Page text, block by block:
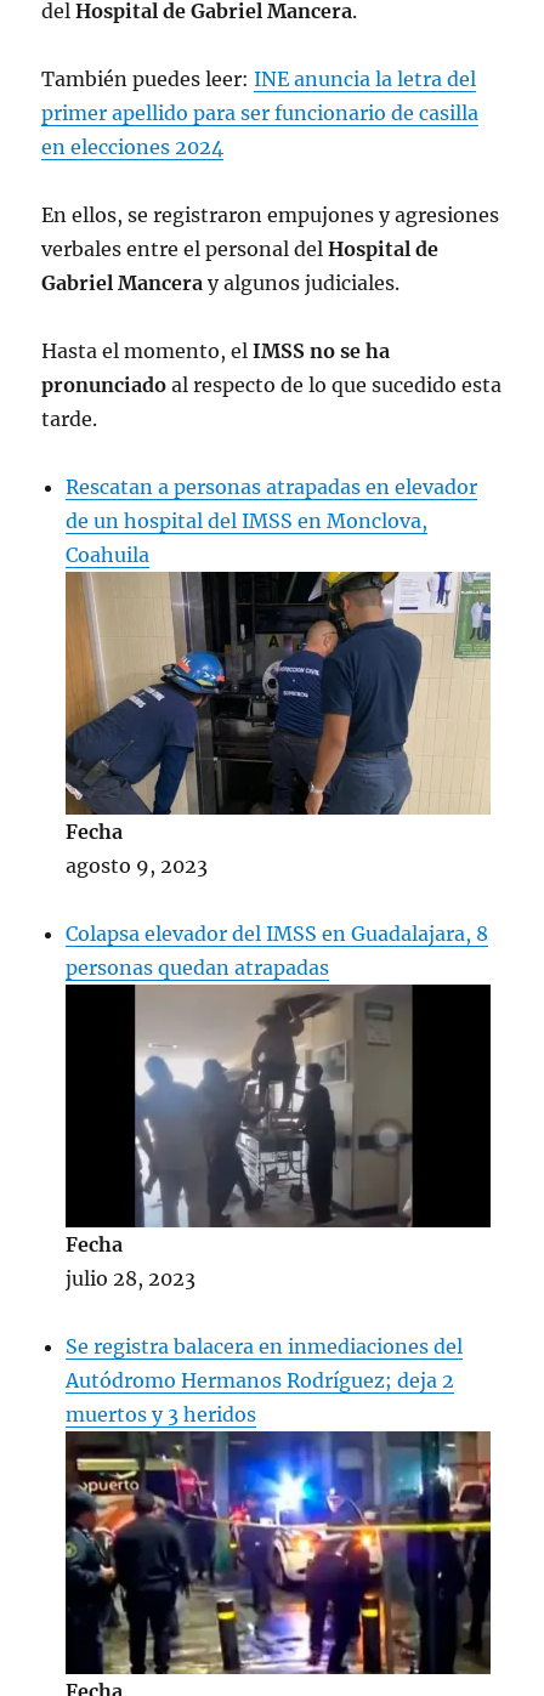
delHospital de Gabriel Mancera.
También puedes leer:INE anuncia la letra del
primer apellido para ser funcionario de casilla
en elecciones 2024
En ellos, se registraron empujones y agresiones
verbales entre el personal delHospital de
Gabriel Mancera y algunos judiciales.
Hasta el momento, elIMSS no se ha
pronunciadoal respecto de lo que sucedido esta
tarde.
Rescatan a personas atrapadas en elevador
de un hospital del IMSS en Monclova,
Coahuila
Fecha
agosto 9, 2023
Colapsa elevador del IMSS en Guadalajara, 8
personas quedan atrapadas
Fecha
julio 28, 2023
Se registra balacera en inmediaciones del
Autódromo Hermanos Rodríguez; deja 2
muertos y 3 heridos
Fecha